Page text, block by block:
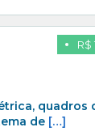
R$
quadros
de […]